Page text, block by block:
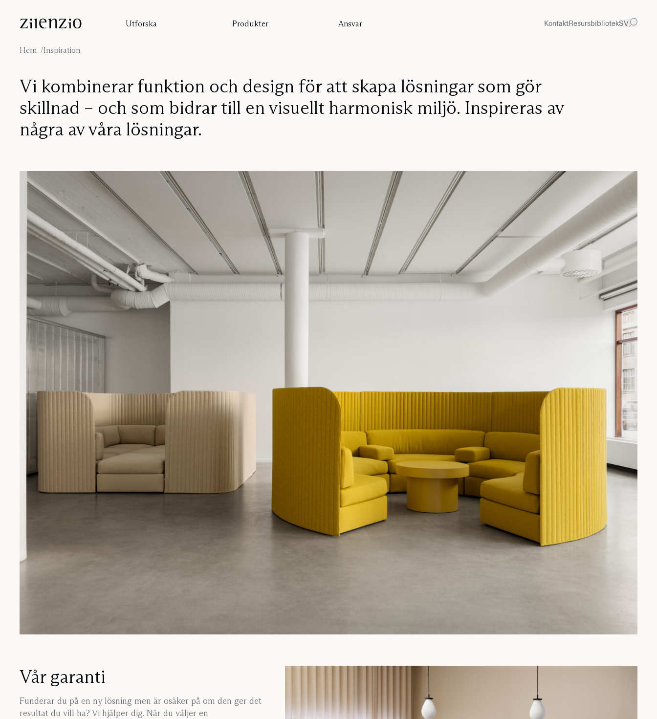
Utforska Produkter Ansvar KontaktResursbibliotekSV
Insikter
Inspiration
Projekt
Formgivare
Alla produkter
Sittmöbler
Pro
Studio
Hållbarhet
Hem Inspiration
Vi kombinerar funktion och design för att skapa lösningar som gör
skillnad – och som bidrar till en visuellt harmonisk miljö. Inspireras av
några av våra lösningar.
Vår garanti
Funderar du på en ny lösning men är osäker på om den ger det
resultat du vill ha? Vi hjälper dig. När du väljer en